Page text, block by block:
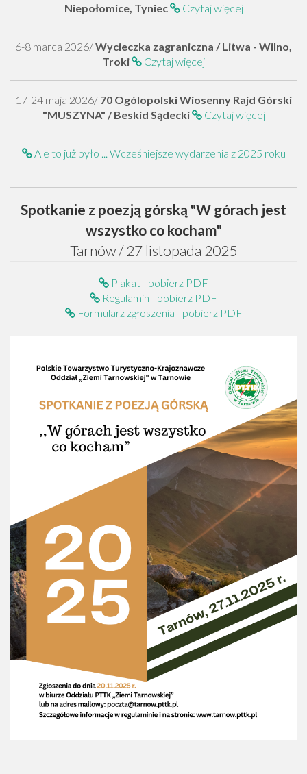
Niepołomice, Tyniec
Czytaj więcej
6-8 marca 2026/Wycieczka zagraniczna / Litwa - Wilno,
Troki
Czytaj więcej
17-24 maja 2026/ 70 Ogólopolski Wiosenny Rajd Górski
"MUSZYNA" / Beskid Sądecki
Czytaj więcej
Ale to już było ... Wcześniejsze wydarzenia z 2025 roku
Spotkanie z poezją górską "W górach jest
wszystko co kocham"
Tarnów / 27 listopada 2025
Plakat - pobierz PDF
Regulamin - pobierz PDF
Formularz zgłoszenia - pobierz PDF